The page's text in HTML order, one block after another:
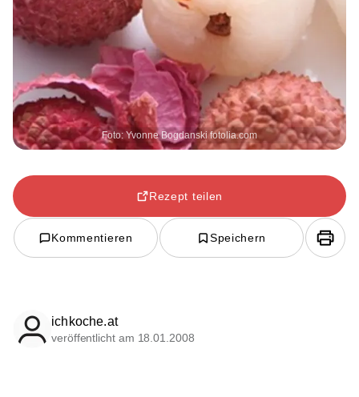
Foto: Yvonne Bogdanski fotolia.com
Rezept teilen
Kommentieren Speichern
ichkoche.at
veröffentlicht am 18.01.2008